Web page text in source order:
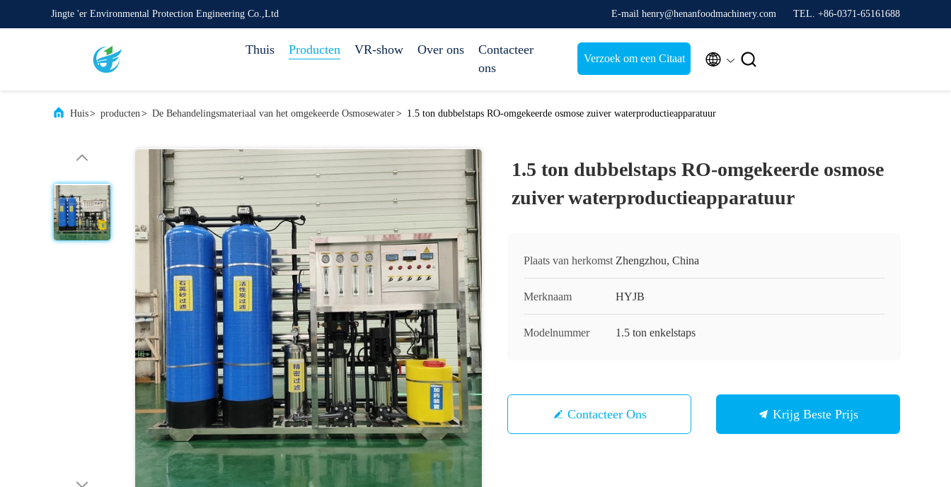
Jingte 'er Environmental Protection Engineering Co.,Ltd E-mail henry@henanfoodmachinery.com TEL. +86-0371-65161688
Thuis Producten VR-show Over ons
Contacteer
ons
Verzoek om een Citaat  
Huis> producten> De Behandelingsmateriaal van het omgekeerde Osmosewater> 1.5 ton dubbelstaps RO-omgekeerde osmose zuiver waterproductieapparatuur
1.5 ton dubbelstaps RO-omgekeerde osmose
zuiver waterproductieapparatuur
Plaats van herkomst Zhengzhou, China
Merknaam HYJB
Modelnummer 1.5 ton enkelstaps
Contacteer Ons Krijg Beste Prijs